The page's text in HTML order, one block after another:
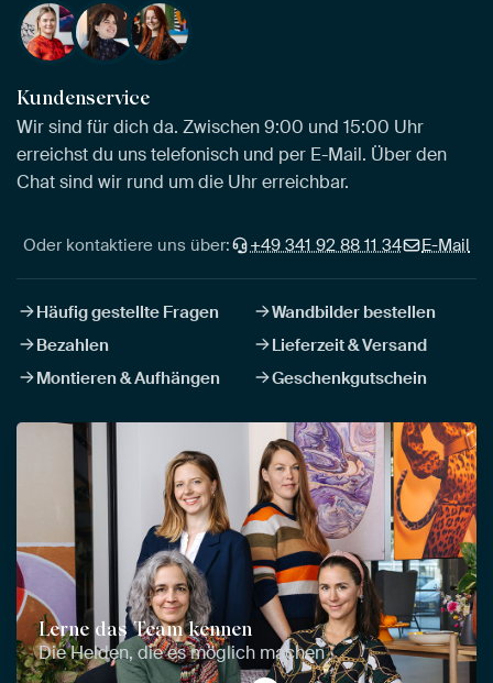
Kundenservice
Wir sind für dich da. Zwischen 9:00 und 15:00 Uhr
erreichst du uns telefonisch und per E-Mail. Über den
Chat sind wir rund um die Uhr erreichbar.
Oder kontaktiere uns über: +49 341 92 88 11 34 E-Mail
Häufig gestellte Fragen
Wandbilder bestellen
Bezahlen
Lieferzeit & Versand
Montieren & Aufhängen
Geschenkgutschein
Lerne das Team kennen
Die Helden, die es möglich machen